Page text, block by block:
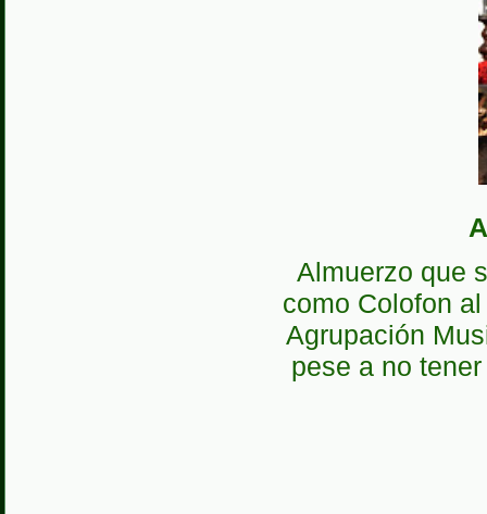
Almuerzo que
como Colofon
Agrupación
pese a no